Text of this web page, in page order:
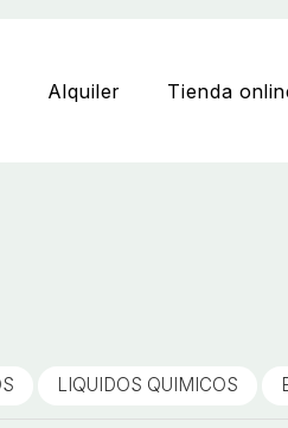
Alquiler Tienda
LIQUIDOS QUIMICOS